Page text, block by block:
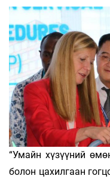
“Умайн хүзүүний
болон цахилгаан